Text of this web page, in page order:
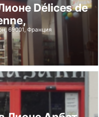
Délices de
69001, Франция